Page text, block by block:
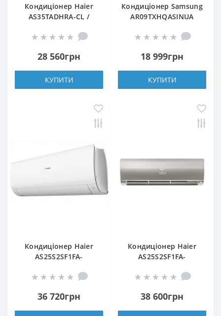
Кондиціонер Haier
AS35TADHRA-CL /
28 560грн
КУПИТИ
Кондиціонер Samsung
AR09TXHQASINUA
18 999грн
КУПИТИ
Кондиціонер Haier
AS25S2SF1FA-
36 720грн
Кондиціонер Haier
AS25S2SF1FA-
38 600грн